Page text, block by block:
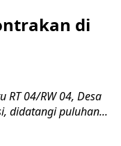
di
RT 04/RW 04, Desa
didatangi puluhan...